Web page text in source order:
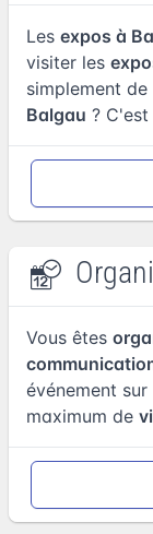
Les expos à
visiter les
simplement
Balgau ?
Vous êtes
événement
maximum de